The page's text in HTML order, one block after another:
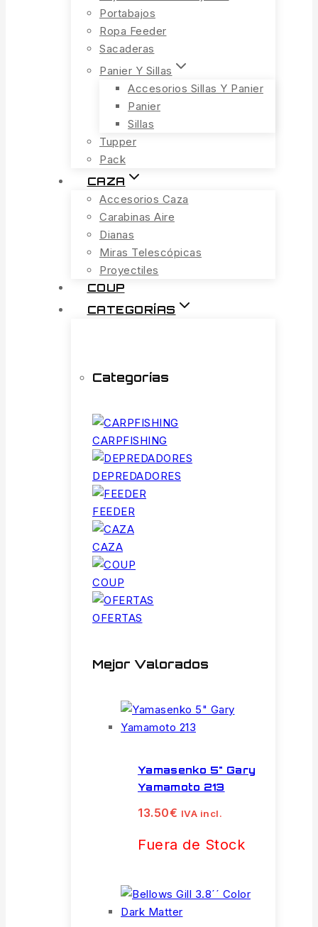
Portabajos
Ropa Feeder
Sacaderas
Panier Y Sillas
Accesorios Sillas Y Panier
Panier
Sillas
Tupper
Pack
CAZA
Accesorios Caza
Carabinas Aire
Dianas
Miras Telescópicas
Proyectiles
COUP
CATEGORÍAS
Categorías
CARPFISHING
DEPREDADORES
FEEDER
CAZA
COUP
OFERTAS
Mejor Valorados
Yamasenko 5" Gary
Yamamoto 213
13.50€ IVA incl.
Fuera de Stock